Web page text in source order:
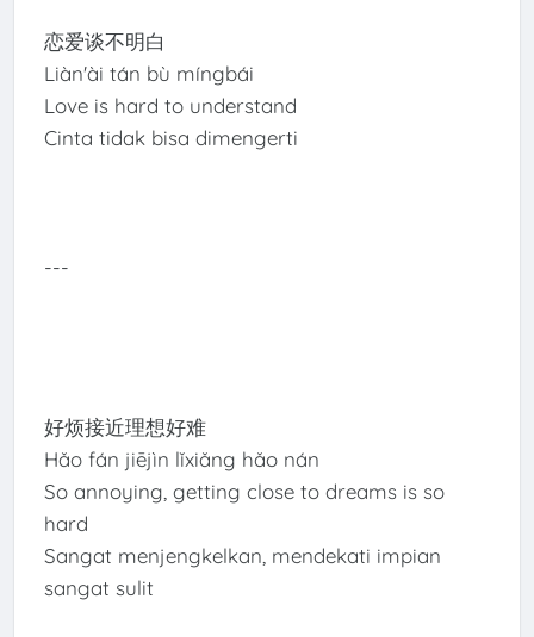
恋爱谈不明白
Liàn'ài tán bù míngbái
Love is hard to understand
Cinta tidak bisa dimengerti
---
好烦接近理想好难
Hǎo fán jiējìn lǐxiǎng hǎo nán
So annoying, getting close to dreams is so
hard
Sangat menjengkelkan, mendekati impian
sangat sulit